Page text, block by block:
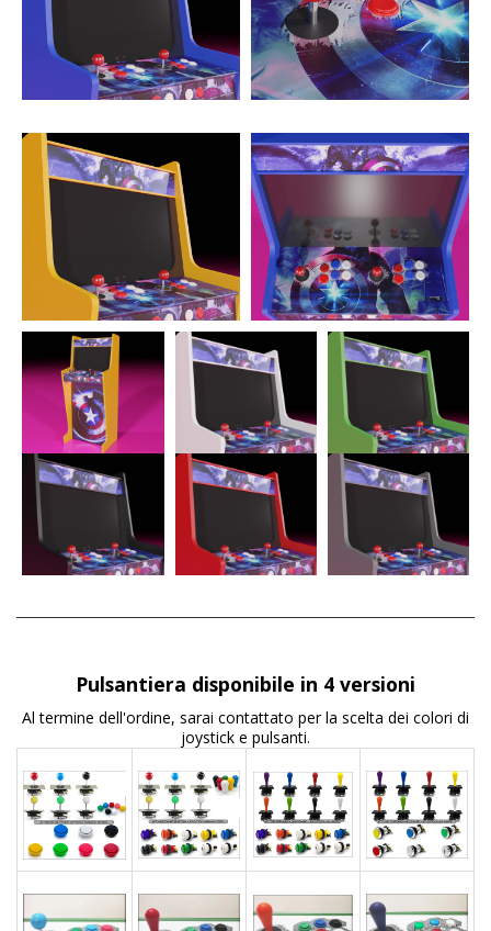
Pulsantiera disponibile in 4 versioni
Al termine dell'ordine, sarai contattato per la scelta dei colori di
joystick e pulsanti.